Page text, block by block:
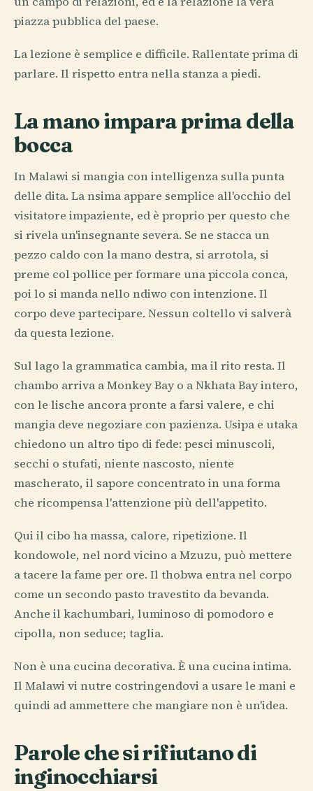
piazza pubblica del paese.
La lezione è semplice e difficile. Rallentate prima di
parlare. Il rispetto entra nella stanza a piedi.
La mano impara prima della
bocca
In Malawi si mangia con intelligenza sulla punta
delle dita. La nsima appare semplice all'occhio del
visitatore impaziente, ed è proprio per questo che
si rivela un'insegnante severa. Se ne stacca un
pezzo caldo con la mano destra, si arrotola, si
preme col pollice per formare una piccola conca,
poi lo si manda nello ndiwo con intenzione. Il
corpo deve partecipare. Nessun coltello vi salverà
da questa lezione.
Sul lago la grammatica cambia, ma il rito resta. Il
chambo arriva a Monkey Bay o a Nkhata Bay intero,
con le lische ancora pronte a farsi valere, e chi
mangia deve negoziare con pazienza. Usipa e utaka
chiedono un altro tipo di fede: pesci minuscoli,
secchi o stufati, niente nascosto, niente
mascherato, il sapore concentrato in una forma
che ricompensa l'attenzione più dell'appetito.
Qui il cibo ha massa, calore, ripetizione. Il
kondowole, nel nord vicino a Mzuzu, può mettere
a tacere la fame per ore. Il thobwa entra nel corpo
come un secondo pasto travestito da bevanda.
Anche il kachumbari, luminoso di pomodoro e
cipolla, non seduce; taglia.
Non è una cucina decorativa. È una cucina intima.
Il Malawi vi nutre costringendovi a usare le mani e
quindi ad ammettere che mangiare non è un'idea.
Parole che si rifiutano di
inginocchiarsi